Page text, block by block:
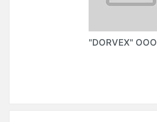
"DORVEX" ООО